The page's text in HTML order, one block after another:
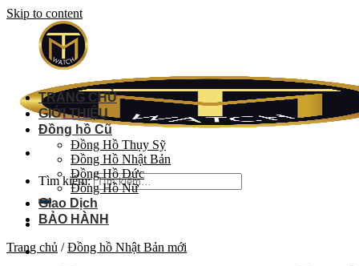
Skip to content
Tìm kiếm:
TRANG CHỦ
GIỚI THIỆU
Đồng hồ Cũ
Đồng Hồ Thụy Sỹ
Đồng Hồ Nhật Bản
Đồng Hồ Đức
Đồng Hồ Nữ
Giao Dịch
BẢO HÀNH
Trang chủ / Đồng hồ Nhật Bản mới